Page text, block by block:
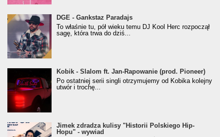
donGURALesko z nagrodą za
Klasyczny/Trueschoolowy Album Roku
(Popkillery 2023)
DGE - Gankstaz Paradajs
To właśnie tu, pół wieku temu DJ Kool Herc rozpoczął
sagę, która trwa do dziś...
Kobik - Slalom ft. Jan-Rapowanie (prod. Pioneer)
[Official Music Visualiser]
Kobik - Slalom ft. Jan-Rapowanie (prod. Pioneer)
Po ostatniej serii singli otrzymujemy od Kobika kolejny
utwór i trochę...
Jimek zdradza kulisy "Historii Polskiego Hip-
Hopu" - wywiad
Jimek zdradza kulisy "Historii Polskiego Hip-
Hopu" - wywiad